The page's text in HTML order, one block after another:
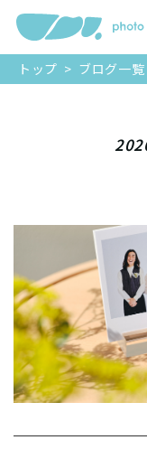
トップ > ブログ一覧